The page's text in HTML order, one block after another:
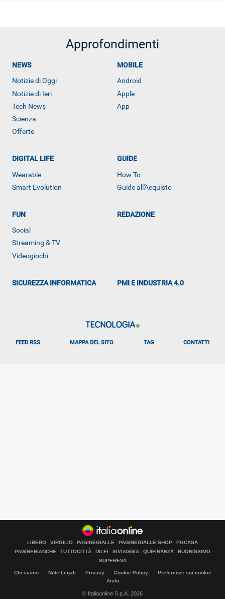
ALTRO
Approfondimenti
NEWS
Notizie di Oggi
Notizie di Ieri
Tech News
Scienza
Offerte
MOBILE
Android
Apple
App
DIGITAL LIFE
Wearable
Smart Evolution
GUIDE
How To
Guide all'Acquisto
FUN
Social
Streaming & TV
Videogiochi
REDAZIONE
SICUREZZA INFORMATICA PMI E INDUSTRIA 4.0
FEED RSS MAPPA DEL SITO TAG CONTATTI
LIBERO VIRGILIO PAGINEGIALLE PAGINEGIALLE SHOP
PGCASA
PAGINEBIANCHE
TUTTOCITTÀ DILEI SIVIAGGIA QUIFINANZA
BUONISSIMO
SUPEREVA
Chi siamo Note Legali Privacy Cookie Policy
Preferenze sui cookie
Aiuto
© Italiaonline S.p.A. 2026